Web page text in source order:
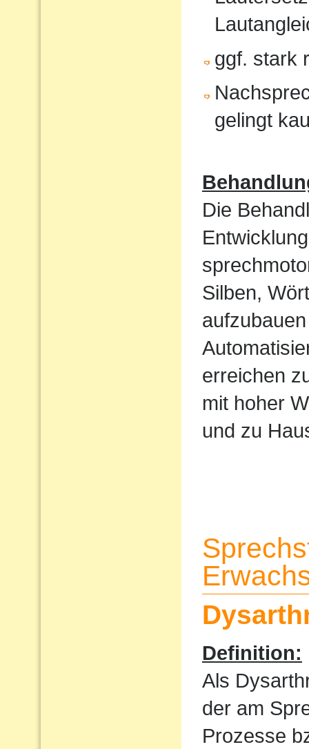
ggf. stark
gelingt
Die
Silben,
erreichen
mit hoher
und zu
Definition:
Als
der am
Prozesse